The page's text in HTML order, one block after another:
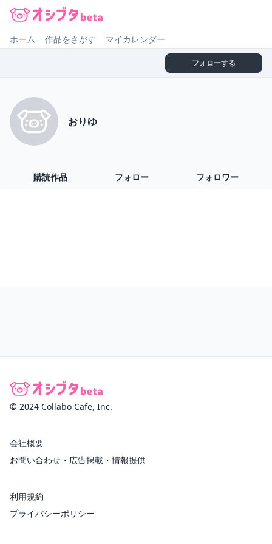
ホーム 作品をさがす マイカレンダー
フォローする
おりゆ
購読作品 フォロー フォロワー
© 2024 Collabo Cafe, Inc.
会社概要
お問い合わせ・広告掲載・情報提供
利用規約
プライバシーポリシー